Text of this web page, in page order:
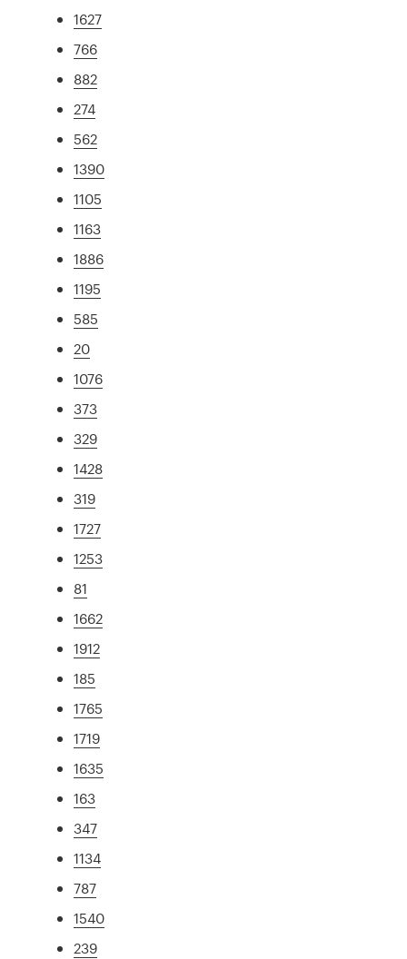
1627
766
882
274
562
1390
1105
1163
1886
1195
585
20
1076
373
329
1428
319
1727
1253
81
1662
1912
185
1765
1719
1635
163
347
1134
787
1540
239